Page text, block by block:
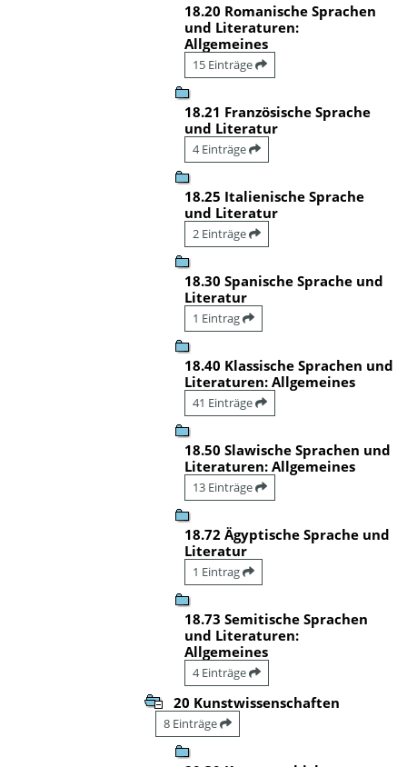
18.20 Romanische Sprachen
und Literaturen:
Allgemeines
15 Einträge
18.21 Französische Sprache
und Literatur
4 Einträge
18.25 Italienische Sprache
und Literatur
2 Einträge
18.30 Spanische Sprache und
Literatur
1 Eintrag
18.40 Klassische Sprachen und
Literaturen: Allgemeines
41 Einträge
18.50 Slawische Sprachen und
Literaturen: Allgemeines
13 Einträge
18.72 Ägyptische Sprache und
Literatur
1 Eintrag
18.73 Semitische Sprachen
und Literaturen:
Allgemeines
4 Einträge
20 Kunstwissenschaften
8 Einträge